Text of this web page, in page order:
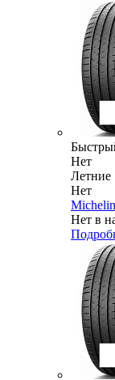
Нет
Летние
Нет
Нет в